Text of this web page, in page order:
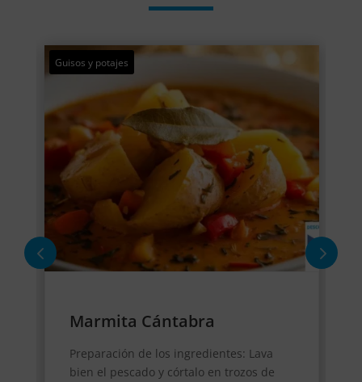
Guisos y potajes
Marmita Cántabra
Preparación de los ingredientes: Lava
bien el pescado y córtalo en trozos de